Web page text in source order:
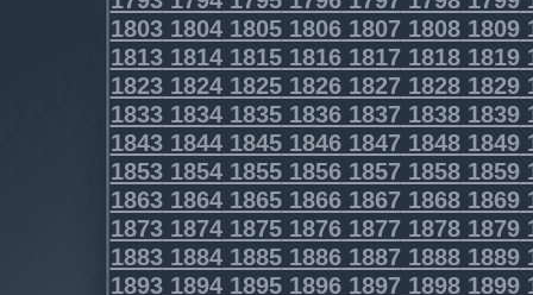
1803180418051806180718081809
1813181418151816181718181819
1823182418251826182718281829
1833183418351836183718381839
1843184418451846184718481849
1853185418551856185718581859
1863186418651866186718681869
1873187418751876187718781879
1883188418851886188718881889
1893189418951896189718981899